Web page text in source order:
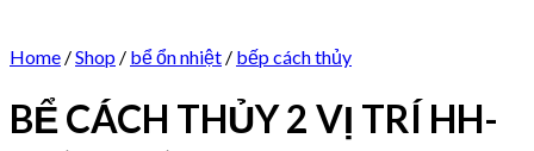
Home /Shop / bể ổn nhiệt / bếp cách thủy
BỂ CÁCH THỦY 2 VỊ TRÍ HH-